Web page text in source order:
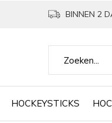
HOCKEYSTICKS
BINNEN 2